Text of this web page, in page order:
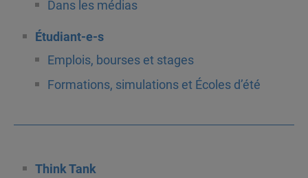
Dans les médias
Étudiant-e-s
Emplois, bourses et stages
Formations, simulations et Écoles d’été
Think Tank